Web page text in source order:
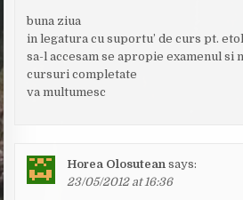
buna ziua
in legatura cu suportu’ de curs pt.
sa-l accesam se apropie examenul si
cursuri completate
va multumesc
Horea Olosutean says:
23/05/2012 at 16:36